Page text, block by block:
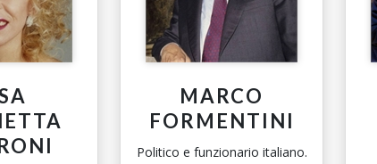
MARCO
FORMENTINI
Politico e funzionario italiano.